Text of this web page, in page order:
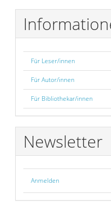
Für Leser/innen
Für Autor/innen
Für Bibliothekar/innen
Newsletter
Anmelden